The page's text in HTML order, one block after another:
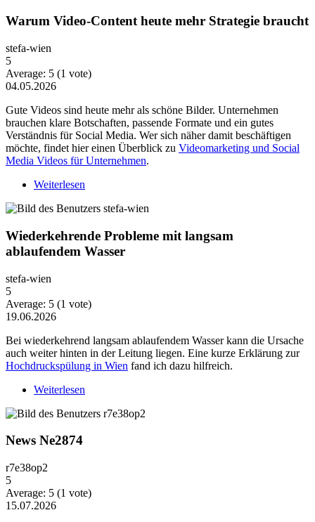
Warum Video-Content heute mehr Strategie braucht
stefa-wien
5
Average: 5 (1 vote)
04.05.2026
Gute Videos sind heute mehr als schöne Bilder. Unternehmen
brauchen klare Botschaften, passende Formate und ein gutes
Verständnis für Social Media. Wer sich näher damit beschäftigen
möchte, findet hier einen Überblick zu Videomarketing und Social
Media Videos für Unternehmen.
Weiterlesen
Wiederkehrende Probleme mit langsam
ablaufendem Wasser
stefa-wien
5
Average: 5 (1 vote)
19.06.2026
Bei wiederkehrend langsam ablaufendem Wasser kann die Ursache
auch weiter hinten in der Leitung liegen. Eine kurze Erklärung zur
Hochdruckspülung in Wien fand ich dazu hilfreich.
Weiterlesen
News Ne2874
r7e38op2
5
Average: 5 (1 vote)
15.07.2026